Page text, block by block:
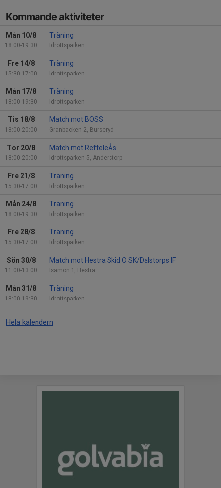
Kommande aktiviteter
Mån 10/8
18:00-19:30
Träning
Idrottsparken
Fre 14/8
15:30-17:00
Träning
Idrottsparken
Mån 17/8
18:00-19:30
Träning
Idrottsparken
Tis 18/8
18:00-20:00
Match mot BOSS
Granbacken 2, Burseryd
Tor 20/8
18:00-20:00
Match mot RefteleÅs
Idrottsparken 5, Anderstorp
Fre 21/8
15:30-17:00
Träning
Idrottsparken
Mån 24/8
18:00-19:30
Träning
Idrottsparken
Fre 28/8
15:30-17:00
Träning
Idrottsparken
Sön 30/8
11:00-13:00
Match mot Hestra Skid O SK/Dalstorps IF
Isamon 1, Hestra
Mån 31/8
18:00-19:30
Träning
Idrottsparken
Hela kalendern